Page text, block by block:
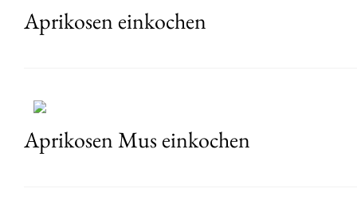
Aprikosen einkochen
Aprikosen Mus einkochen